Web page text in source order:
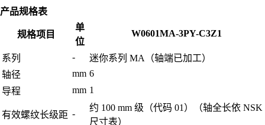
产品规格表
规格项目
单
位
W0601MA-3PY-C3Z1
系列 -
迷你系列 MA（轴端已加工）
轴径
mm 6
导程
mm 1
有效螺纹长级距 -
约 100 mm 级（代码 01）（轴全长依 NSK
尺寸表）